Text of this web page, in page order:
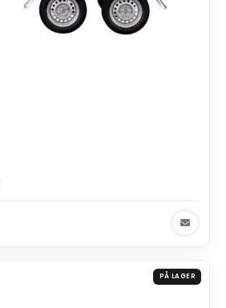
PÅ LAGER